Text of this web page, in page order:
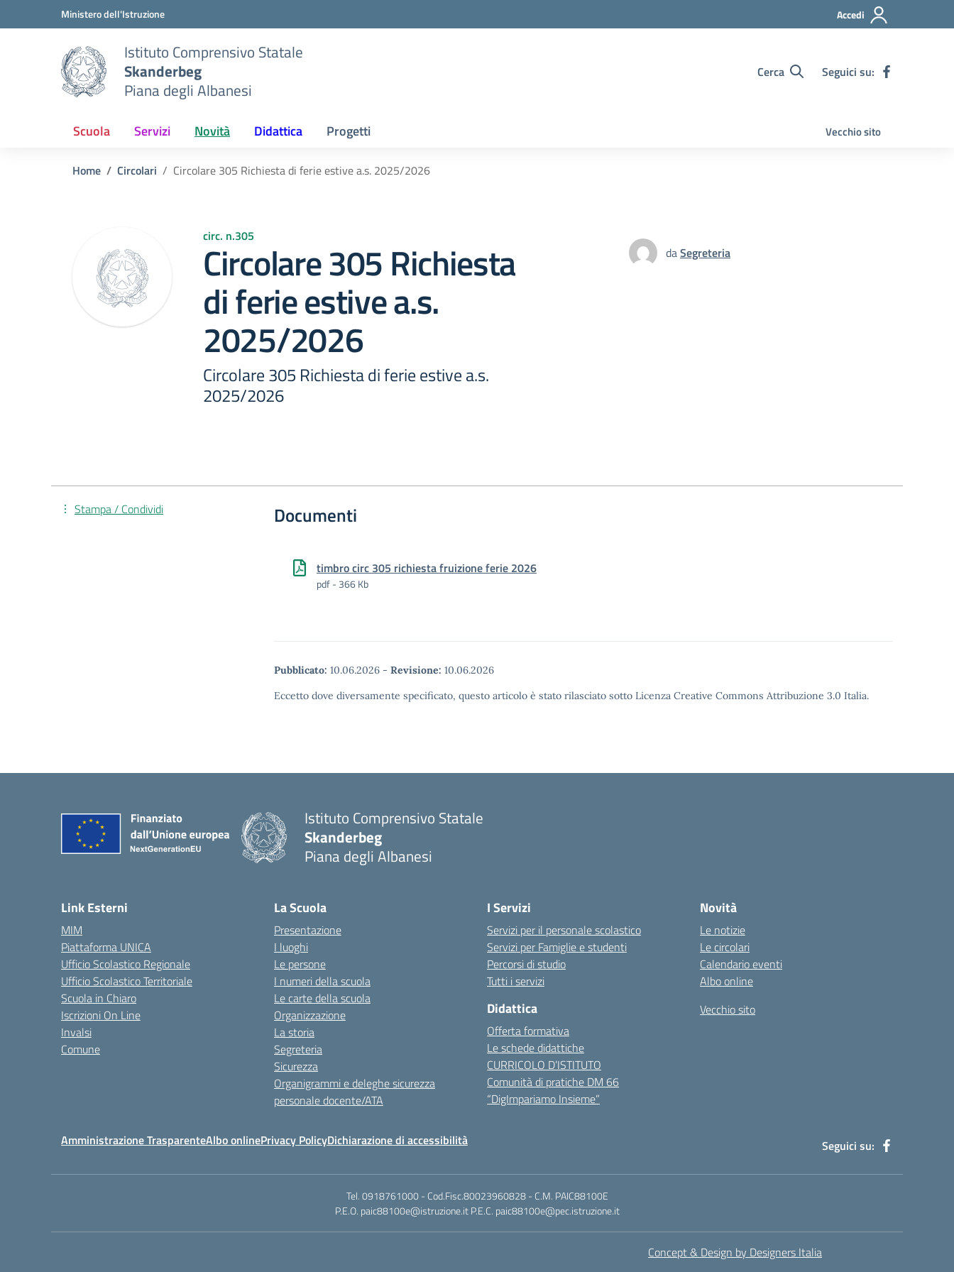
Vai ai contenuti
Vai al menu di navigazione
Ministero dell'Istruzione Accedi
Istituto Comprensivo Statale
Skanderbeg
Piana degli Albanesi
Cerca Seguici su:
Scuola Servizi Novità Didattica Progetti Vecchio sito
Home Circolari Circolare 305 Richiesta di ferie estive a.s. 2025/2026
circ. n.305
Circolare 305 Richiesta
di ferie estive a.s.
2025/2026
Circolare 305 Richiesta di ferie estive a.s.
2025/2026
daSegreteria
Documenti
timbro circ 305 richiesta fruizione ferie 2026
pdf - 366 Kb
Pubblicato: 10.06.2026 - Revisione: 10.06.2026
Eccetto dove diversamente specificato, questo articolo è stato rilasciato sotto Licenza Creative Commons Attribuzione 3.0 Italia.
Stampa / Condividi
Istituto Comprensivo Statale
Skanderbeg
Piana degli Albanesi
Link Esterni
MIM
Piattaforma UNICA
Ufficio Scolastico Regionale
Ufficio Scolastico Territoriale
Scuola in Chiaro
Iscrizioni On Line
Invalsi
Comune
La Scuola
Presentazione
I luoghi
Le persone
I numeri della scuola
Le carte della scuola
Organizzazione
La storia
Segreteria
Sicurezza
Organigrammi e deleghe sicurezza
personale docente/ATA
I Servizi
Servizi per il personale scolastico
Servizi per Famiglie e studenti
Percorsi di studio
Tutti i servizi
Didattica
Offerta formativa
Le schede didattiche
CURRICOLO D’ISTITUTO
Comunità di pratiche DM 66
“DigImpariamo Insieme”
Novità
Le notizie
Le circolari
Calendario eventi
Albo online
Vecchio sito
Amministrazione TrasparenteAlbo onlinePrivacy PolicyDichiarazione di accessibilità Seguici su:
Tel. 0918761000 - Cod.Fisc.80023960828 - C.M. PAIC88100E
P.E.O. paic88100e@istruzione.it P.E.C. paic88100e@pec.istruzione.it
Concept & Design by Designers Italia